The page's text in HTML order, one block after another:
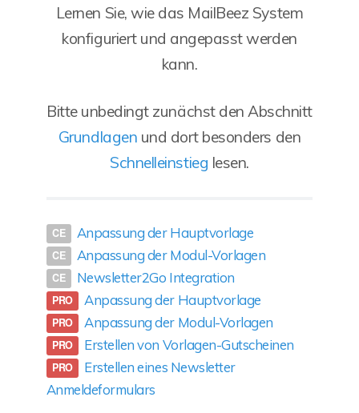
Lernen Sie, wie das MailBeez System
konfiguriert und angepasst werden
kann.
Bitte unbedingt zunächst den Abschnitt
Grundlagen und dort besonders den
Schnelleinstieg lesen.
Anpassung der Hauptvorlage
Anpassung der Modul-Vorlagen
Newsletter2Go Integration
Anpassung der Hauptvorlage
Anpassung der Modul-Vorlagen
Erstellen von Vorlagen-Gutscheinen
Erstellen eines Newsletter
Anmeldeformulars